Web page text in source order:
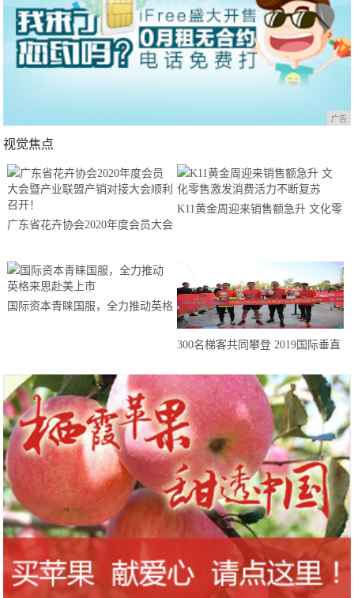
广告
视觉焦点
广东省花卉协会2020年度会员大会
开！
K11黄金周迎来销售额急升 文化零
国际资本青睐国服，全力推动英格
300名梯客共同攀登 2019国际垂直
站欢乐开跑